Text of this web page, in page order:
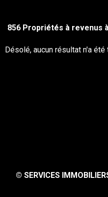
856 Propriétés à revenus
Désolé, aucun résultat n'a
© SERVICES